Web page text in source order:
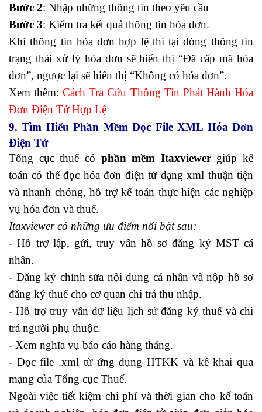
Bước 2: Nhập những thông tin theo yêu cầu
Bước 3: Kiểm tra kết quả thông tin hóa đơn.
Khi thông tin hóa đơn hợp lệ thì tại dòng thông tin
trạng thái xử lý hóa đơn sẽ hiển thị “Đã cấp mã hóa
đơn”, ngược lại sẽ hiển thị “Không có hóa đơn”.
Xem thêm:Cách Tra Cứu Thông Tin Phát Hành Hóa
Đơn Điện Tử Hợp Lệ
9. Tìm Hiểu Phần Mềm Đọc File XML Hóa Đơn
Điện Tử
Tổng cục thuế có phần mềm Itaxviewergiúp kế
toán có thể đọc hóa đơn điện tử dạng xml thuận tiện
và nhanh chóng, hỗ trợ kế toán thực hiện các nghiệp
vụ hóa đơn và thuế.
Itaxviewer có những ưu điểm nổi bật sau:
- Hỗ trợ lập, gửi, truy vấn hồ sơ đăng ký MST cá
nhân.
- Đăng ký chỉnh sửa nội dung cá nhân và nộp hồ sơ
đăng ký thuế cho cơ quan chi trả thu nhập.
- Hỗ trợ truy vấn dữ liệu lịch sử đăng ký thuế và chi
trả người phụ thuộc.
- Xem nghĩa vụ báo cáo hàng tháng.
- Đọc file .xml từ ứng dụng HTKK và kê khai qua
mạng của Tổng cục Thuế.
Ngoài việc tiết kiệm chi phí và thời gian cho kế toán